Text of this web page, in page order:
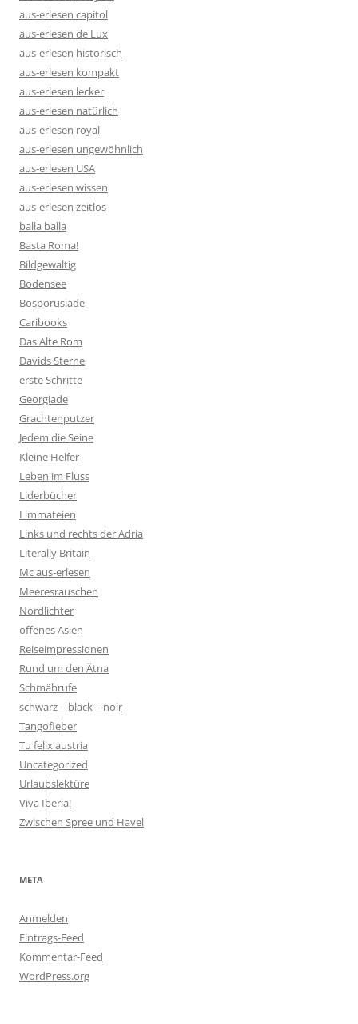
aus-erlesen capitol
aus-erlesen de Lux
aus-erlesen historisch
aus-erlesen kompakt
aus-erlesen lecker
aus-erlesen natürlich
aus-erlesen royal
aus-erlesen ungewöhnlich
aus-erlesen USA
aus-erlesen wissen
aus-erlesen zeitlos
balla balla
Basta Roma!
Bildgewaltig
Bodensee
Bosporusiade
Caribooks
Das Alte Rom
Davids Sterne
erste Schritte
Georgiade
Grachtenputzer
Jedem die Seine
Kleine Helfer
Leben im Fluss
Liderbücher
Limmateien
Links und rechts der Adria
Literally Britain
Mc aus-erlesen
Meeresrauschen
Nordlichter
offenes Asien
Reiseimpressionen
Rund um den Ätna
Schmährufe
schwarz – black – noir
Tangofieber
Tu felix austria
Uncategorized
Urlaubslektüre
Viva Iberia!
Zwischen Spree und Havel
META
Anmelden
Eintrags-Feed
Kommentar-Feed
WordPress.org